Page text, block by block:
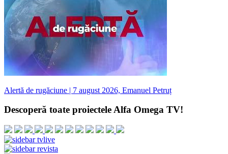
Alertă de rugăciune | 7 august 2026, Emanuel Petruț
Descoperă toate proiectele Alfa Omega TV!